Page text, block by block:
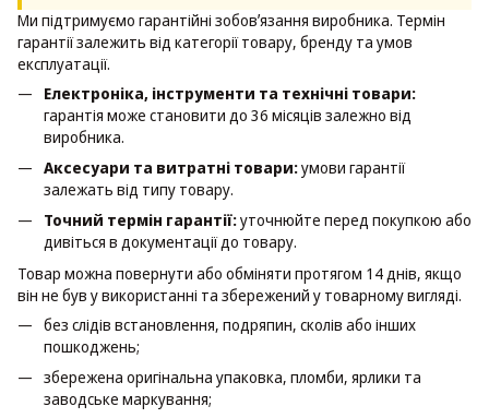
Ми підтримуємо гарантійні зобовʼязання виробника. Термін
гарантії залежить від категорії товару, бренду та умов
експлуатації.
Електроніка, інструменти та технічні товари:
гарантія може становити до 36 місяців залежно від
виробника.
Аксесуари та витратні товари:умови гарантії
залежать від типу товару.
Точний термін гарантії:уточнюйте перед покупкою або
дивіться в документації до товару.
Товар можна повернути або обміняти протягом 14 днів, якщо
він не був у використанні та збережений у товарному вигляді.
без слідів встановлення, подряпин, сколів або інших
пошкоджень;
збережена оригінальна упаковка, пломби, ярлики та
заводське маркування;